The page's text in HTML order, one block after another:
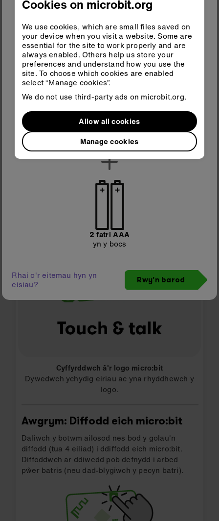
Ysgwydwch y micro:bit
Mae'r mesurydd cyflymu integredig yn canfod
symudiad.
Cyffyrddwch â'r logo micro:bit
Dywedwch ychydig eiriau ac yna rhyddhewch y
logo.
Awgrym: Diffodd eich micro:bit
Daliwch y botwm ailosod nes bod y golau'n
diffodd (tua 4 eiliad) i ddiffodd eich micro:bit.
Diffoddwch ar ddiwedd pob defnydd i arbed
pŵer batris (neu dad-blygiwch y pecyn batri).
micro:bit
yn y bocs
yn y bocs
2 fatri AAA
yn y bocs
Rhai o'r eitemau hyn yn
eisiau?
Rwy'n barod
Cookies on microbit.org
We use cookies, which are small files saved on
your device when you visit a website. Some are
essential for the site to work properly and are
always enabled. Others help us store your
preferences and understand how you use the
site. To choose which cookies are enabled
select “Manage cookies”.
We do not use third-party ads on microbit.org.
Manage cookies
Allow all cookies